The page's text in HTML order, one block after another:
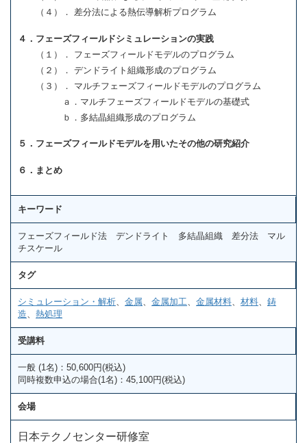
（４）． 差分法による熱伝導解析プログラム
４．フェーズフィールドシミュレーションの実践
（１）． フェーズフィールドモデルのプログラム
（２）． デンドライト組織形成のプログラム
（３）． マルチフェーズフィールドモデルのプログラム
ａ．マルチフェーズフィールドモデルの基礎式
ｂ．多結晶組織形成のプログラム
５．フェーズフィールドモデルを用いたその他の研究紹介
６．まとめ
キーワード
フェーズフィールド法 デンドライト 多結晶組織 差分法 マル
チスケール
タグ
シミュレーション・解析 金属 金属加工 金属材料 材料
鋳
造
熱処理
受講料
一般 (1名)：50,600円(税込)
同時複数申込の場合(1名)：45,100円(税込)
会場
日本テクノセンター研修室